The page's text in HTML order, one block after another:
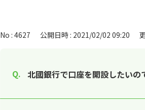
No : 4627 公開日時 : 2021/02/02 09:20
北國銀行で口座を開設したい